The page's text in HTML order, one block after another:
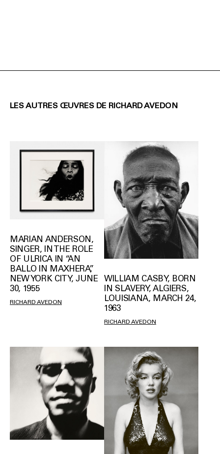
LES AUTRES ŒUVRES DE RICHARD AVEDON
MARIAN ANDERSON,
SINGER, IN THE ROLE
OF ULRICA IN “AN
BALLO IN MAXHERA”,
NEW YORK CITY, JUNE
30, 1955
RICHARD AVEDON
WILLIAM CASBY, BORN
IN SLAVERY, ALGIERS,
LOUISIANA, MARCH 24,
1963
RICHARD AVEDON